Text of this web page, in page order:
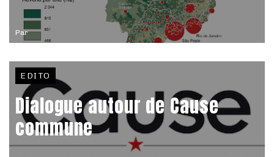
Par
EDITO
Dialogue autour de Cause
commune